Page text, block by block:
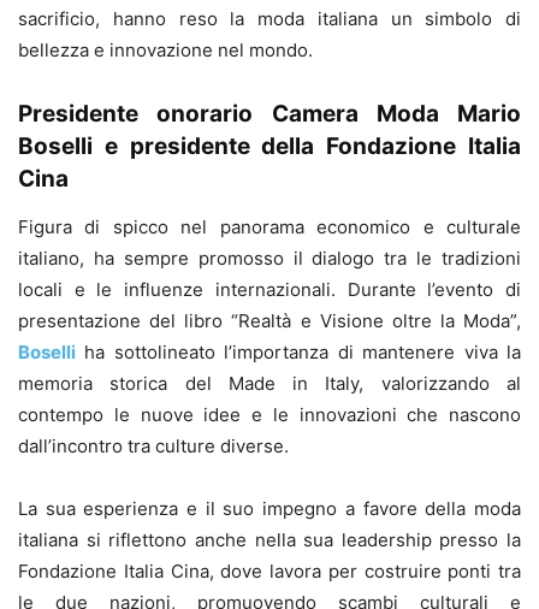
sacrificio, hanno reso la moda italiana un simbolo di
bellezza e innovazione nel mondo.
Presidente onorario Camera Moda Mario
Boselli e presidente della Fondazione Italia
Cina
Figura di spicco nel panorama economico e culturale
italiano, ha sempre promosso il dialogo tra le tradizioni
locali e le influenze internazionali. Durante l’evento di
presentazione del libro “Realtà e Visione oltre la Moda”,
Boselli ha sottolineato l’importanza di mantenere viva la
memoria storica del Made in Italy, valorizzando al
contempo le nuove idee e le innovazioni che nascono
dall’incontro tra culture diverse.
La sua esperienza e il suo impegno a favore della moda
italiana si riflettono anche nella sua leadership presso la
Fondazione Italia Cina, dove lavora per costruire ponti tra
le due nazioni, promuovendo scambi culturali e